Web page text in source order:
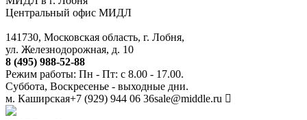
Центральный офис МИДЛ
141730, Московская область, г. Лобня,
ул. Железнодорожная, д. 10
8 (495) 988-52-88
Режим работы: Пн - Пт: с 8.00 - 17.00.
Суббота, Воскресенье - выходные дни.
м. Каширская+7 (929) 944 06 36sale@middle.ru